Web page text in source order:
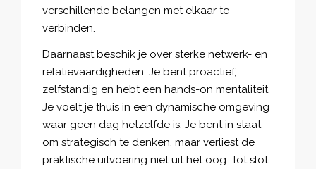
verschillende belangen met elkaar te
verbinden.
Daarnaast beschik je over sterke netwerk- en
relatievaardigheden. Je bent proactief,
zelfstandig en hebt een hands-on mentaliteit.
Je voelt je thuis in een dynamische omgeving
waar geen dag hetzelfde is. Je bent in staat
om strategisch te denken, maar verliest de
praktische uitvoering niet uit het oog. Tot slot